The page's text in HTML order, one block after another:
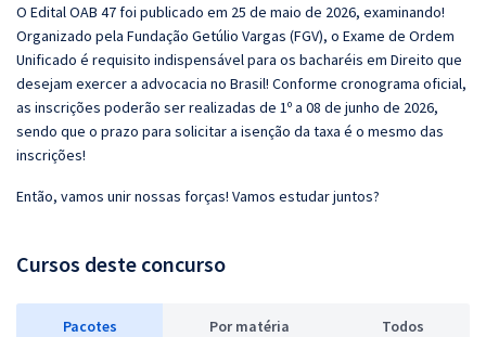
O Edital OAB 47 foi publicado em 25 de maio de 2026, examinando!
Organizado pela Fundação Getúlio Vargas (FGV), o Exame de Ordem
Unificado é requisito indispensável para os bacharéis em Direito que
desejam exercer a advocacia no Brasil! Conforme cronograma oficial,
as inscrições poderão ser realizadas de 1º a 08 de junho de 2026,
sendo que o prazo para solicitar a isenção da taxa é o mesmo das
inscrições!
Então, vamos unir nossas forças! Vamos estudar juntos?
Cursos deste concurso
Pacotes Por matéria Todos